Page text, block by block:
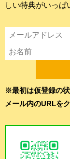
しい特典がいっぱ
※最初は仮登録の状
メール内のURLを